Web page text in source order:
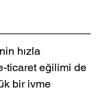
hızla
ticaret eğilimi de
bir ivme